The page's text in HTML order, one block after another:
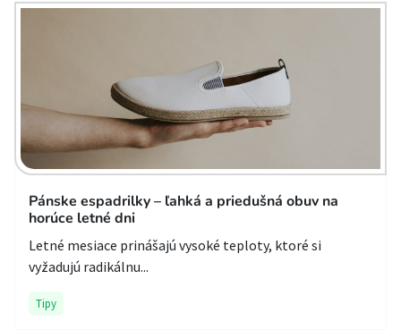
Pánske espadrilky – ľahká a priedušná obuv na
horúce letné dni
Letné mesiace prinášajú vysoké teploty, ktoré si
vyžadujú radikálnu...
Tipy